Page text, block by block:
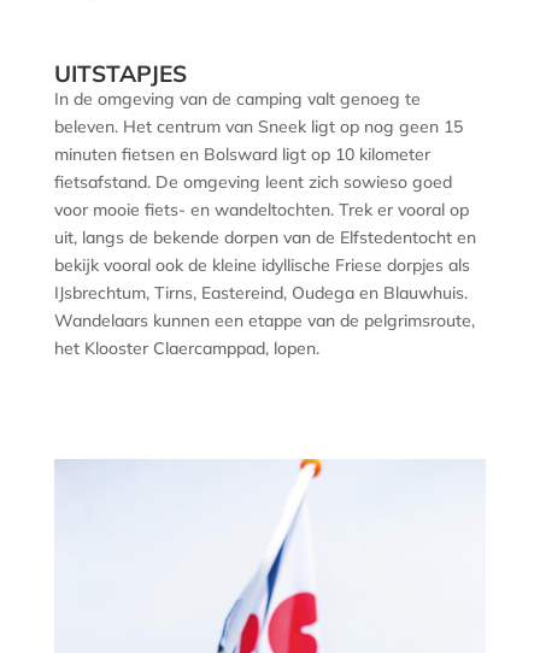
UITSTAPJES
In de omgeving van de camping valt genoeg te
beleven. Het centrum van Sneek ligt op nog geen 15
minuten fietsen en Bolsward ligt op 10 kilometer
fietsafstand. De omgeving leent zich sowieso goed
voor mooie fiets- en wandeltochten. Trek er vooral op
uit, langs de bekende dorpen van de Elfstedentocht en
bekijk vooral ook de kleine idyllische Friese dorpjes als
IJsbrechtum, Tirns, Eastereind, Oudega en Blauwhuis.
Wandelaars kunnen een etappe van de pelgrimsroute,
het Klooster Claercamppad, lopen.